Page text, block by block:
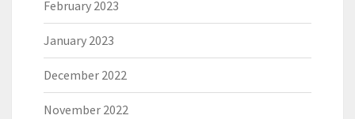
February 2023
January 2023
December 2022
November 2022